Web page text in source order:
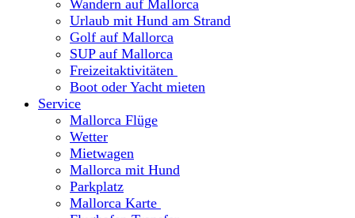
Wandern auf Mallorca
Urlaub mit Hund am Strand
Golf auf Mallorca
SUP auf Mallorca
Freizeitaktivitäten
Boot oder Yacht mieten
Service
Mallorca Flüge
Wetter
Mietwagen
Mallorca mit Hund
Parkplatz
Mallorca Karte